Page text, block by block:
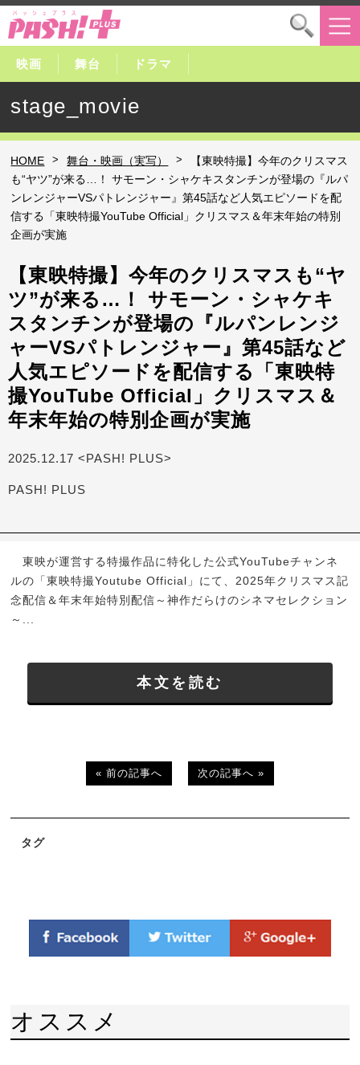
映画 舞台 ドラマ
stage_movie
HOME > 舞台・映画（実写） >
【東映特撮】今年のクリスマス
も“ヤツ”が来る…！ サモーン・シャケキスタンチンが登場の『ルパ
ンレンジャーVSパトレンジャー』第45話など人気エピソードを配
信する「東映特撮YouTube Official」クリスマス＆年末年始の特別
企画が実施
【東映特撮】今年のクリスマスも“ヤ
ツ”が来る…！ サモーン・シャケキ
スタンチンが登場の『ルパンレンジ
ャーVSパトレンジャー』第45話など
人気エピソードを配信する「東映特
撮YouTube Official」クリスマス＆
年末年始の特別企画が実施
2025.12.17 <PASH! PLUS>
PASH! PLUS
東映が運営する特撮作品に特化した公式YouTubeチャンネ
ルの「東映特撮Youtube Official」にて、2025年クリスマス記
念配信＆年末年始特別配信～神作だらけのシネマセレクション
～...
本文を読む
« 前の記事へ 次の記事へ »
タグ
オススメ